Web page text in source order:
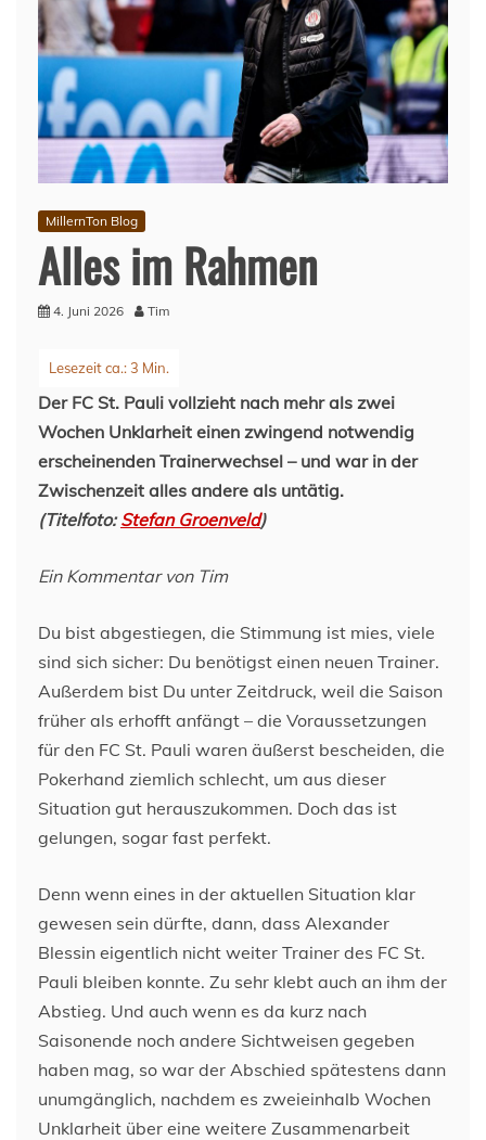
MillernTon Blog
Alles im Rahmen
4. Juni 2026 Tim
Der FC St. Pauli vollzieht nach mehr als zwei
Wochen Unklarheit einen zwingend notwendig
erscheinenden Trainerwechsel – und war in der
Zwischenzeit alles andere als untätig.
(Titelfoto:Stefan Groenveld)
Ein Kommentar von Tim
Du bist abgestiegen, die Stimmung ist mies, viele
sind sich sicher: Du benötigst einen neuen Trainer.
Außerdem bist Du unter Zeitdruck, weil die Saison
früher als erhofft anfängt – die Voraussetzungen
für den FC St. Pauli waren äußerst bescheiden, die
Pokerhand ziemlich schlecht, um aus dieser
Situation gut herauszukommen. Doch das ist
gelungen, sogar fast perfekt.
Denn wenn eines in der aktuellen Situation klar
gewesen sein dürfte, dann, dass Alexander
Blessin eigentlich nicht weiter Trainer des FC St.
Pauli bleiben konnte. Zu sehr klebt auch an ihm der
Abstieg. Und auch wenn es da kurz nach
Saisonende noch andere Sichtweisen gegeben
haben mag, so war der Abschied spätestens dann
unumgänglich, nachdem es zweieinhalb Wochen
Unklarheit über eine weitere Zusammenarbeit